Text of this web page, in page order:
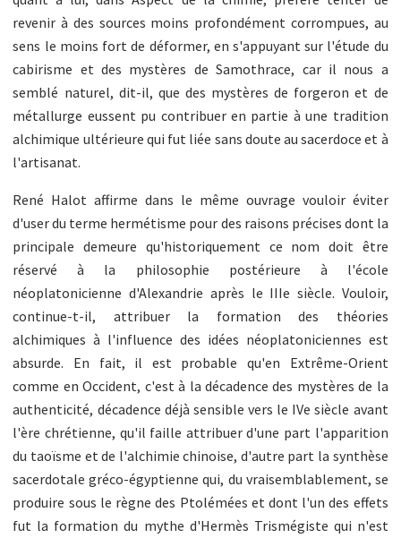
revenir à des sources moins profondément corrompues, au
sens le moins fort de déformer, en s'appuyant sur l'étude du
cabirisme et des mystères de Samothrace, car il nous a
semblé naturel, dit-il, que des mystères de forgeron et de
métallurge eussent pu contribuer en partie à une tradition
alchimique ultérieure qui fut liée sans doute au sacerdoce et à
l'artisanat.
René Halot affirme dans le même ouvrage vouloir éviter
d'user du terme hermétisme pour des raisons précises dont la
principale demeure qu'historiquement ce nom doit être
réservé à la philosophie postérieure à l'école
néoplatonicienne d'Alexandrie après le IIIe siècle. Vouloir,
continue-t-il, attribuer la formation des théories
alchimiques à l'influence des idées néoplatoniciennes est
absurde. En fait, il est probable qu'en Extrême-Orient
comme en Occident, c'est à la décadence des mystères de la
authenticité, décadence déjà sensible vers le IVe siècle avant
l'ère chrétienne, qu'il faille attribuer d'une part l'apparition
du taoïsme et de l'alchimie chinoise, d'autre part la synthèse
sacerdotale gréco-égyptienne qui, du vraisemblablement, se
produire sous le règne des Ptolémées et dont l'un des effets
fut la formation du mythe d'Hermès Trismégiste qui n'est